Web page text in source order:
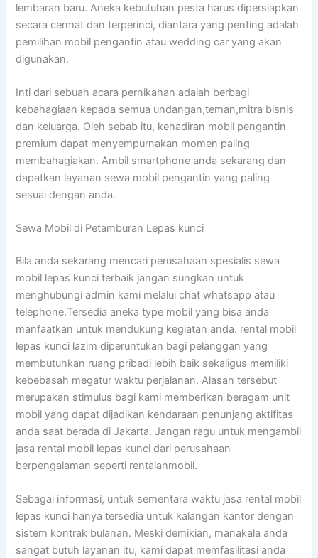
lembaran baru. Aneka kebutuhan pesta harus dipersiapkan
secara cermat dan terperinci, diantara yang penting adalah
pemilihan mobil pengantin atau wedding car yang akan
digunakan.
Inti dari sebuah acara pernikahan adalah berbagi
kebahagiaan kepada semua undangan,teman,mitra bisnis
dan keluarga. Oleh sebab itu, kehadiran mobil pengantin
premium dapat menyempurnakan momen paling
membahagiakan. Ambil smartphone anda sekarang dan
dapatkan layanan sewa mobil pengantin yang paling
sesuai dengan anda.
Sewa Mobil di Petamburan Lepas kunci
Bila anda sekarang mencari perusahaan spesialis sewa
mobil lepas kunci terbaik jangan sungkan untuk
menghubungi admin kami melalui chat whatsapp atau
telephone.Tersedia aneka type mobil yang bisa anda
manfaatkan untuk mendukung kegiatan anda. rental mobil
lepas kunci lazim diperuntukan bagi pelanggan yang
membutuhkan ruang pribadi lebih baik sekaligus memiliki
kebebasah megatur waktu perjalanan. Alasan tersebut
merupakan stimulus bagi kami memberikan beragam unit
mobil yang dapat dijadikan kendaraan penunjang aktifitas
anda saat berada di Jakarta. Jangan ragu untuk mengambil
jasa rental mobil lepas kunci dari perusahaan
berpengalaman seperti rentalanmobil.
Sebagai informasi, untuk sementara waktu jasa rental mobil
lepas kunci hanya tersedia untuk kalangan kantor dengan
sistem kontrak bulanan. Meski demikian, manakala anda
sangat butuh layanan itu, kami dapat memfasilitasi anda